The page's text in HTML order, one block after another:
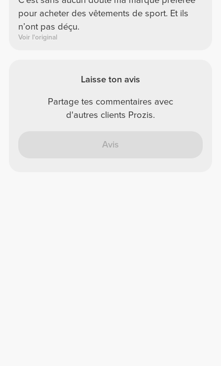
pour acheter des vêtements de sport. Et ils
n’ont pas déçu.
Voir l'original
Laisse ton avis
Partage tes commentaires avec
d'autres clients Prozis.
Avis